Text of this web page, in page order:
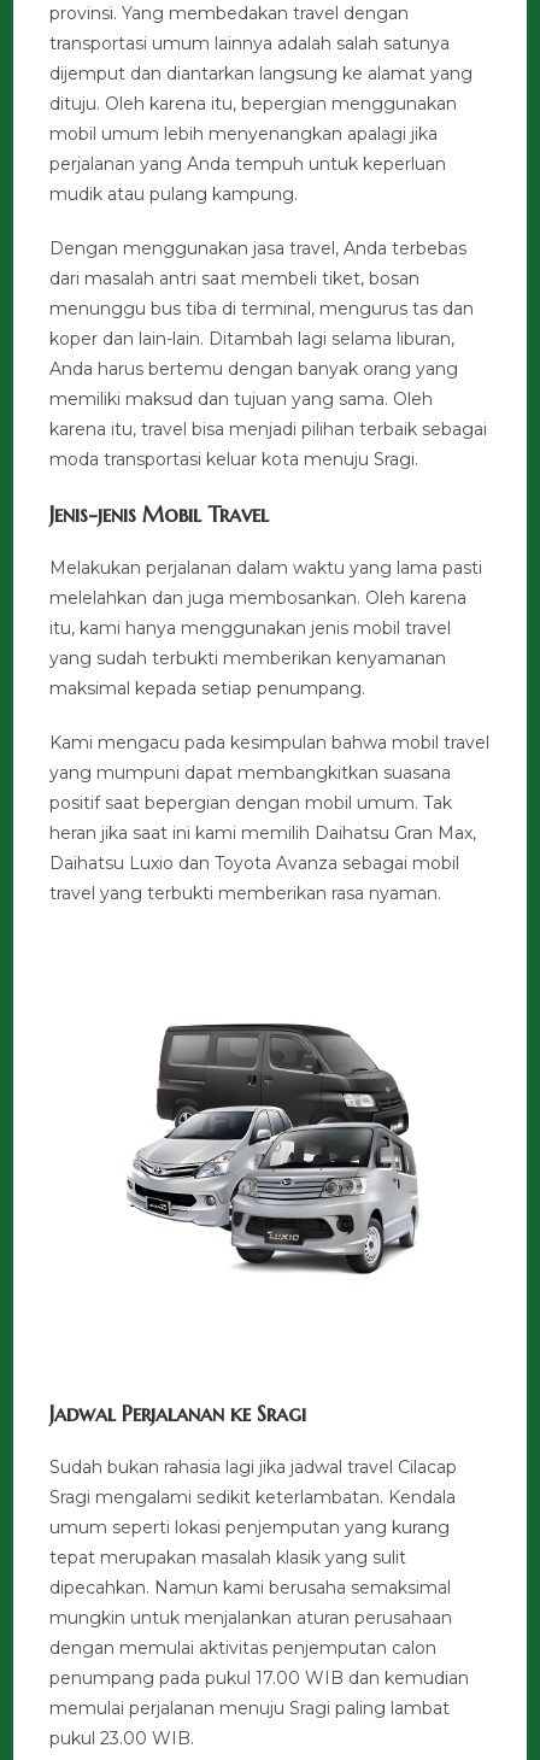
provinsi. Yang membedakan travel dengan
transportasi umum lainnya adalah salah satunya
dijemput dan diantarkan langsung ke alamat yang
dituju. Oleh karena itu, bepergian menggunakan
mobil umum lebih menyenangkan apalagi jika
perjalanan yang Anda tempuh untuk keperluan
mudik atau pulang kampung.
Dengan menggunakan jasa travel, Anda terbebas
dari masalah antri saat membeli tiket, bosan
menunggu bus tiba di terminal, mengurus tas dan
koper dan lain-lain. Ditambah lagi selama liburan,
Anda harus bertemu dengan banyak orang yang
memiliki maksud dan tujuan yang sama. Oleh
karena itu, travel bisa menjadi pilihan terbaik sebagai
moda transportasi keluar kota menuju Sragi.
Jenis-jenis Mobil Travel
Melakukan perjalanan dalam waktu yang lama pasti
melelahkan dan juga membosankan. Oleh karena
itu, kami hanya menggunakan jenis mobil travel
yang sudah terbukti memberikan kenyamanan
maksimal kepada setiap penumpang.
Kami mengacu pada kesimpulan bahwa mobil travel
yang mumpuni dapat membangkitkan suasana
positif saat bepergian dengan mobil umum. Tak
heran jika saat ini kami memilih Daihatsu Gran Max,
Daihatsu Luxio dan Toyota Avanza sebagai mobil
travel yang terbukti memberikan rasa nyaman.
Jadwal Perjalanan ke Sragi
Sudah bukan rahasia lagi jika jadwal travel Cilacap
Sragi mengalami sedikit keterlambatan. Kendala
umum seperti lokasi penjemputan yang kurang
tepat merupakan masalah klasik yang sulit
dipecahkan. Namun kami berusaha semaksimal
mungkin untuk menjalankan aturan perusahaan
dengan memulai aktivitas penjemputan calon
penumpang pada pukul 17.00 WIB dan kemudian
memulai perjalanan menuju Sragi paling lambat
pukul 23.00 WIB.